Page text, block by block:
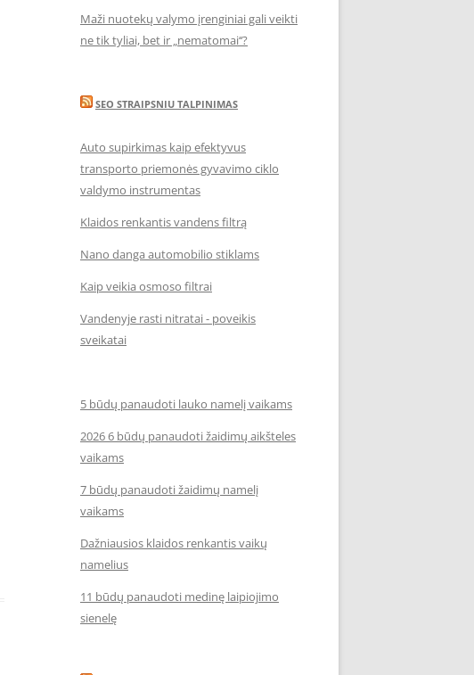
Maži nuotekų valymo įrenginiai gali veikti
ne tik tyliai, bet ir „nematomai‘‘?
SEO STRAIPSNIU TALPINIMAS
Auto supirkimas kaip efektyvus
transporto priemonės gyvavimo ciklo
valdymo instrumentas
Klaidos renkantis vandens filtrą
Nano danga automobilio stiklams
Kaip veikia osmoso filtrai
Vandenyje rasti nitratai - poveikis
sveikatai
5 būdų panaudoti lauko namelį vaikams
2026 6 būdų panaudoti žaidimų aikšteles
vaikams
7 būdų panaudoti žaidimų namelį
vaikams
Dažniausios klaidos renkantis vaikų
namelius
11 būdų panaudoti medinę laipiojimo
sienelę